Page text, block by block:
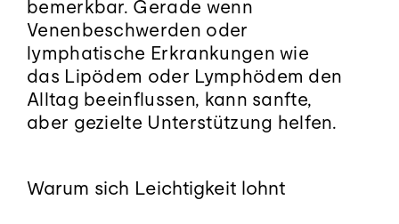
Termin buchen
bemerkbar. Gerade wenn
Venenbeschwerden oder
lymphatische Erkrankungen wie
das Lipödem oder Lymphödem den
Alltag beeinflussen, kann sanfte,
aber gezielte Unterstützung helfen.
Warum sich Leichtigkeit lohnt